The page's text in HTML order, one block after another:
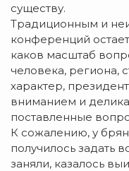
существу.
Традиционным и
конференций
каков масштаб
человека, региона,
характер,
вниманием и
поставленные
К сожалению, у
получилось задать
заняли, казалось